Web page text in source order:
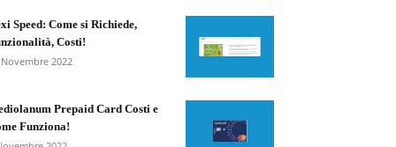
Speed: Come si Richiede,
Costi!
Novembre 2022
Prepaid Card Costi e
Funziona!